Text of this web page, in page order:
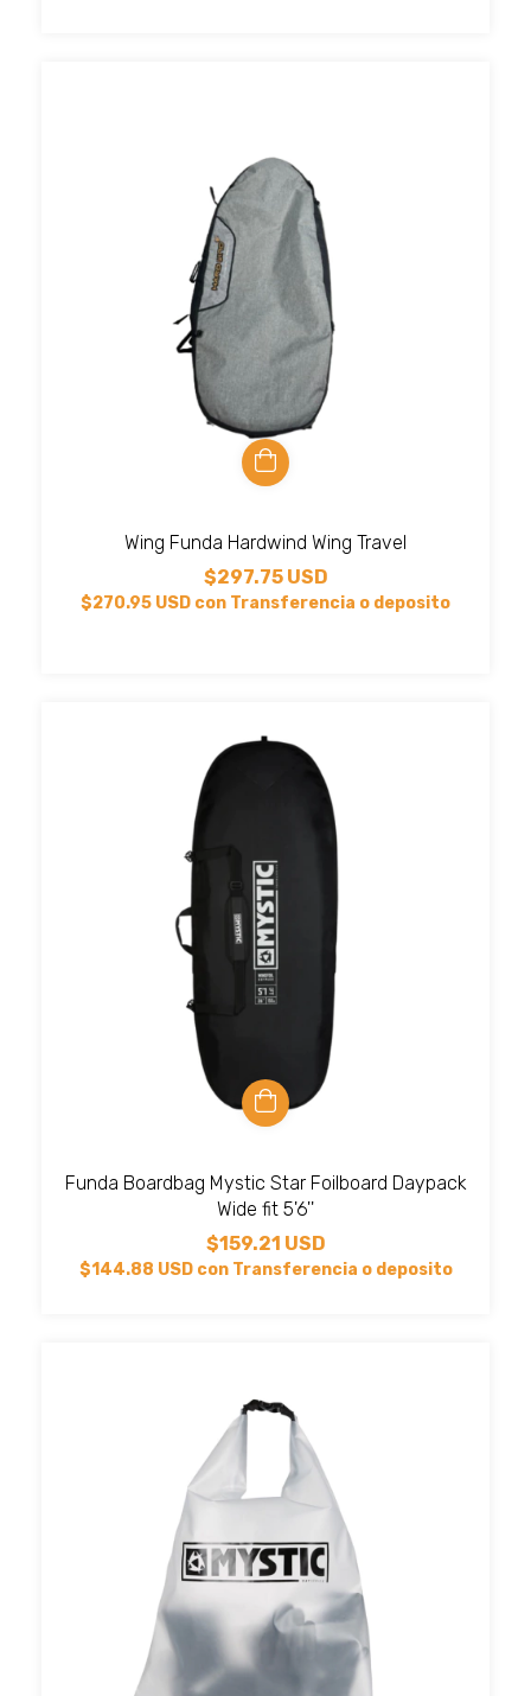
Wing Funda Hardwind Wing Travel
$297.75 USD
$270.95 USD con Transferencia o deposito
Funda Boardbag Mystic Star Foilboard Daypack
Wide fit 5'6''
$159.21 USD
$144.88 USD con Transferencia o deposito